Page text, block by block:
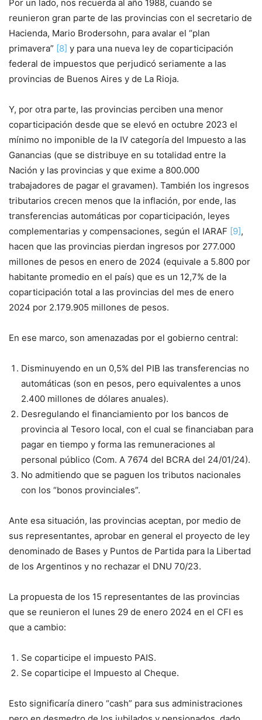
Por un lado, nos recuerda al año 1988, cuando se
reunieron gran parte de las provincias con el secretario de
Hacienda, Mario Brodersohn, para avalar el “plan
primavera” [8] y para una nueva ley de coparticipación
federal de impuestos que perjudicó seriamente a las
provincias de Buenos Aires y de La Rioja.
Y, por otra parte, las provincias perciben una menor
coparticipación desde que se elevó en octubre 2023 el
mínimo no imponible de la IV categoría del Impuesto a las
Ganancias (que se distribuye en su totalidad entre la
Nación y las provincias y que exime a 800.000
trabajadores de pagar el gravamen). También los ingresos
tributarios crecen menos que la inflación, por ende, las
transferencias automáticas por coparticipación, leyes
complementarias y compensaciones, según el IARAF [9],
hacen que las provincias pierdan ingresos por 277.000
millones de pesos en enero de 2024 (equivale a 5.800 por
habitante promedio en el país) que es un 12,7% de la
coparticipación total a las provincias del mes de enero
2024 por 2.179.905 millones de pesos.
En ese marco, son amenazadas por el gobierno central:
Disminuyendo en un 0,5% del PIB las transferencias no
automáticas (son en pesos, pero equivalentes a unos
2.400 millones de dólares anuales).
Desregulando el financiamiento por los bancos de
provincia al Tesoro local, con el cual se financiaban para
pagar en tiempo y forma las remuneraciones al
personal público (Com. A 7674 del BCRA del 24/01/24).
No admitiendo que se paguen los tributos nacionales
con los “bonos provinciales”.
Ante esa situación, las provincias aceptan, por medio de
sus representantes, aprobar en general el proyecto de ley
denominado de Bases y Puntos de Partida para la Libertad
de los Argentinos y no rechazar el DNU 70/23.
La propuesta de los 15 representantes de las provincias
que se reunieron el lunes 29 de enero 2024 en el CFI es
que a cambio:
Se coparticipe el impuesto PAIS.
Se coparticipe el Impuesto al Cheque.
Esto significaría dinero “cash” para sus administraciones